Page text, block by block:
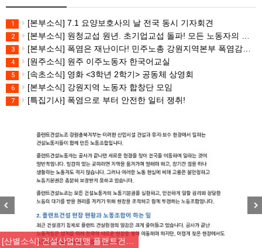
1 [본부소식] 7.1 요양보호사의 날 전국 동시 기자회견
2 [본부소식] 원청교섭 원년. 초기업교섭 돌파! 모든 노동자의 노동기본권 쟁취! 민주노총 7.15 총파업대회
3 [본부소식] 폭염은 재난이다! 민주노총 강원지역본부 폭염감시단 선포 기자회견
4 [원주소식] 원주 이주노동자 한국어교실
5 [속초소식] 영화 <3학년 2학기> 공동체 상영회
6 [본부소식] 강원지역 노동자 합창단 모임
7 [특집기사] 폭염으로 부터 안전한 일터 쟁취!
[산별소식] 건설산업연맹 플랜트건…